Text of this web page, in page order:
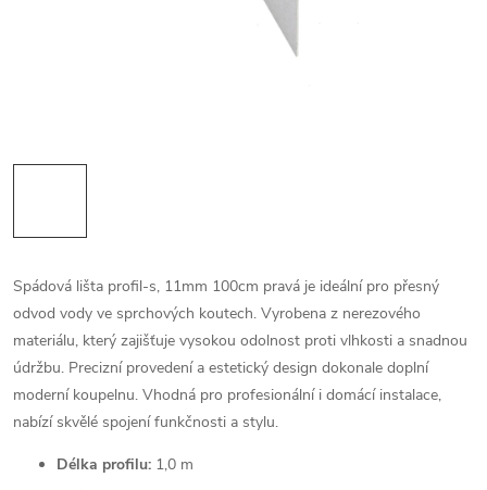
Spádová lišta profil-s, 11mm 100cm pravá je ideální pro přesný
odvod vody ve sprchových koutech. Vyrobena z nerezového
materiálu, který zajišťuje vysokou odolnost proti vlhkosti a snadnou
údržbu. Precizní provedení a estetický design dokonale doplní
moderní koupelnu. Vhodná pro profesionální i domácí instalace,
nabízí skvělé spojení funkčnosti a stylu.
Délka profilu: 1,0 m